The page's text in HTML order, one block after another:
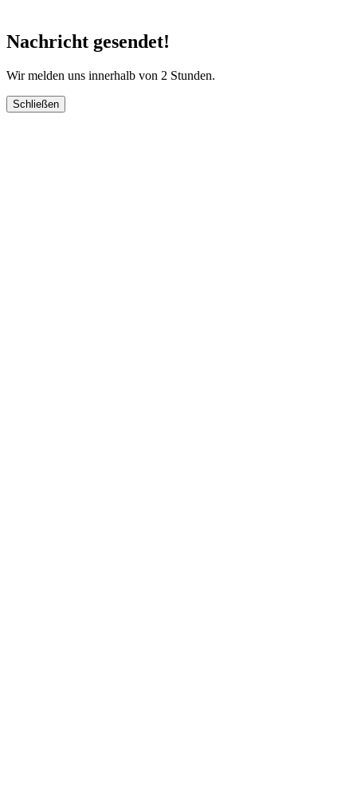
Nachricht gesendet!
Wir melden uns innerhalb von 2 Stunden.
Schließen